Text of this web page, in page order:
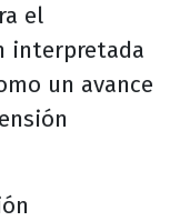
el
interpretada
un avance